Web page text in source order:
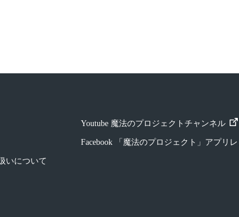
いについて
Youtube 魔法のプロジェクトチャンネル
Facebook 「魔法のプロジェクト」アプリ